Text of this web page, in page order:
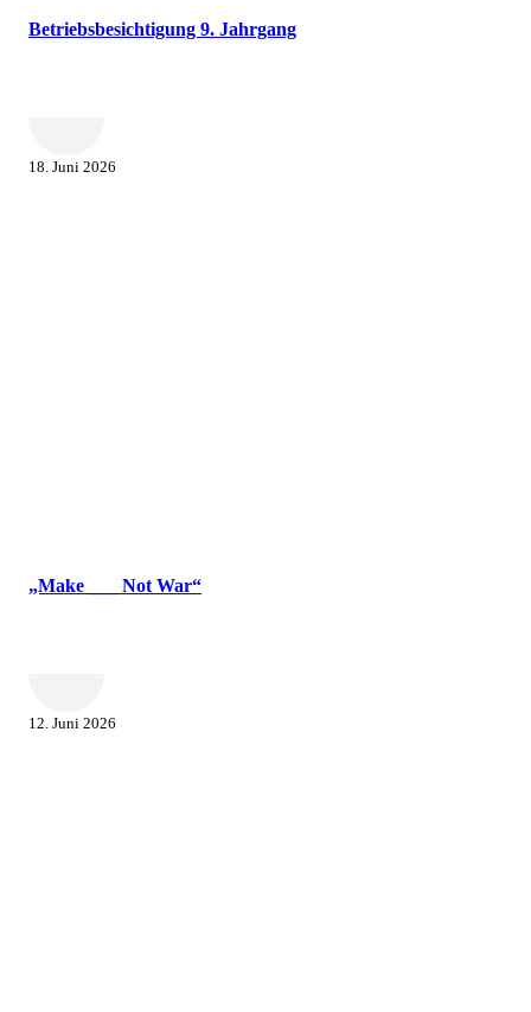
Betriebsbesichtigung 9. Jahrgang
18. Juni 2026
„Make ___ Not War“
12. Juni 2026